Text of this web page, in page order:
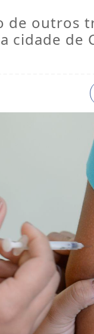
de outros
cidade de